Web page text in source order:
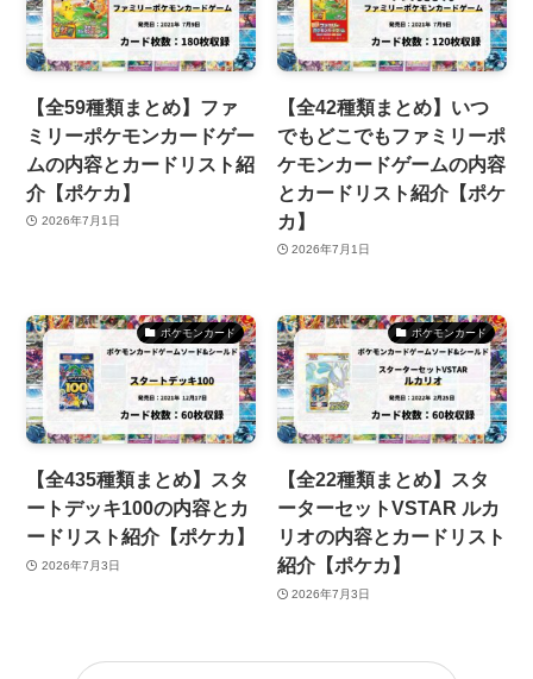
【全59種類まとめ】ファ
ミリーポケモンカードゲー
ムの内容とカードリスト紹
介【ポケカ】
2026年7月1日
【全42種類まとめ】いつ
でもどこでもファミリーポ
ケモンカードゲームの内容
とカードリスト紹介【ポケ
カ】
2026年7月1日
ポケモンカード
【全435種類まとめ】スタ
ートデッキ100の内容とカ
ードリスト紹介【ポケカ】
2026年7月3日
ポケモンカード
【全22種類まとめ】スタ
ーターセットVSTAR ルカ
リオの内容とカードリスト
紹介【ポケカ】
2026年7月3日